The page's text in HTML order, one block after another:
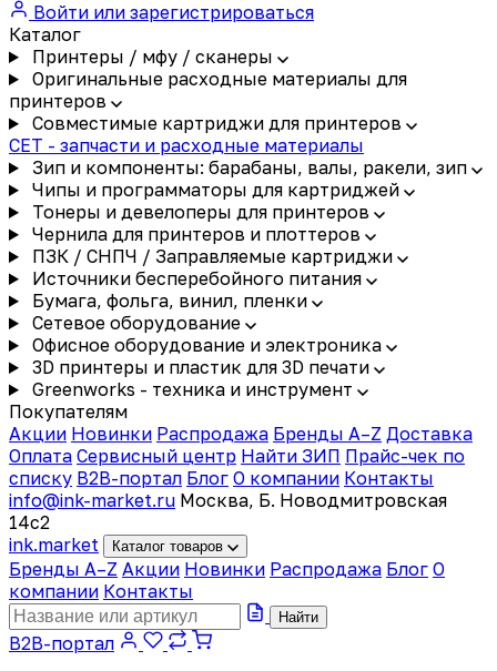
Войти или зарегистрироваться
Каталог
Принтеры / мфу / сканеры
Оригинальные расходные материалы для
принтеров
Совместимые картриджи для принтеров
CET - запчасти и расходные материалы
Зип и компоненты: барабаны, валы, ракели, зип
Чипы и программаторы для картриджей
Тонеры и девелоперы для принтеров
Чернила для принтеров и плоттеров
ПЗК / СНПЧ / Заправляемые картриджи
Источники бесперебойного питания
Бумага, фольга, винил, пленки
Сетевое оборудование
Офисное оборудование и электроника
3D принтеры и пластик для 3D печати
Greenworks - техника и инструмент
Покупателям
Акции Новинки Распродажа Бренды A–Z Доставка
Оплата Сервисный центр Найти ЗИП Прайс-чек по
списку B2B-портал Блог О компании Контакты
info@ink-market.ru Москва, Б. Новодмитровская
14с2
ink.market Каталог товаров
Бренды A–Z Акции Новинки Распродажа Блог О
компании Контакты
Найти
B2B-портал